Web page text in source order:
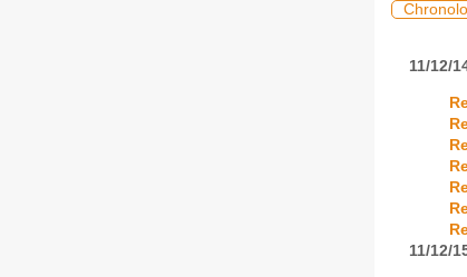
11/12/
11/12/